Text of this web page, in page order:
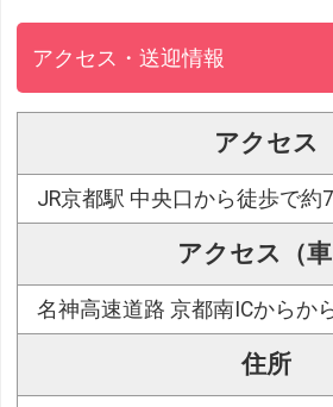
アクセス・送迎情報
アクセス
JR京都駅 中央口から徒歩で約7
アクセス（車
名神高速道路 京都南ICからか
住所